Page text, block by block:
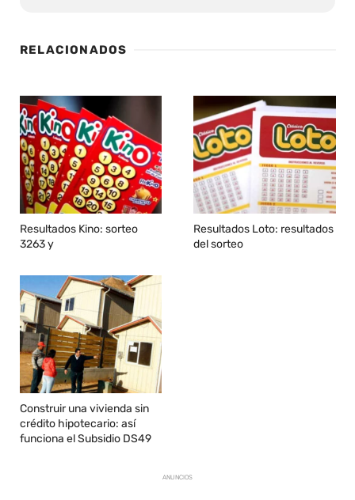
RELACIONADOS
Resultados Kino: sorteo
3263 y
Resultados Loto: resultados
del sorteo
Construir una vivienda sin
crédito hipotecario: así
funciona el Subsidio DS49
ANUNCIOS